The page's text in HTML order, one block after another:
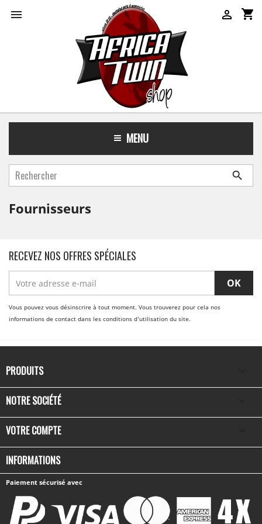
 shopping_cart

MENU

Fournisseurs
RECEVEZ NOS OFFRES SPÉCIALES
Vous pouvez vous désinscrire à tout moment. Vous trouverez pour cela nos
informations de contact dans les conditions d'utilisation du site.
PRODUITS
NOTRE SOCIÉTÉ
VOTRE COMPTE
INFORMATIONS
Paiement sécurisé avec